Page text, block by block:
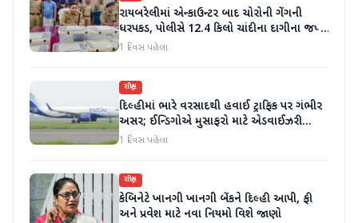
રાયબરેલીમાં એન્કાઉન્ટર બાદ ચોરોની ગેંગની
ધરપકડ, પોલીસે 12.4 કિલો ચાંદીના દાગીના જપ્ત
કર્યા
1 દિવસ પહેલા
રાષ્ટ્રીય
દિલ્હીમાં ભારે વરસાદથી હવાઈ ટ્રાફિક પર ગંભીર
અસર; ઈન્ડિગોએ મુસાફરો માટે એડવાઈઝરી
જાહેર કરી
1 દિવસ પહેલા
રાષ્ટ્રીય
કેબિનેટે ખાનગી ખાનગી બેંકને દિલ્હી આપી, ફી
અને પ્રવેશ માટે નવા નિયમો વિશે જાણો